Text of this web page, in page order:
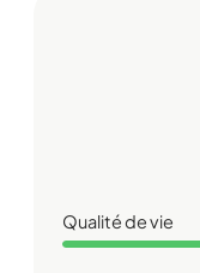
Qualité de vie